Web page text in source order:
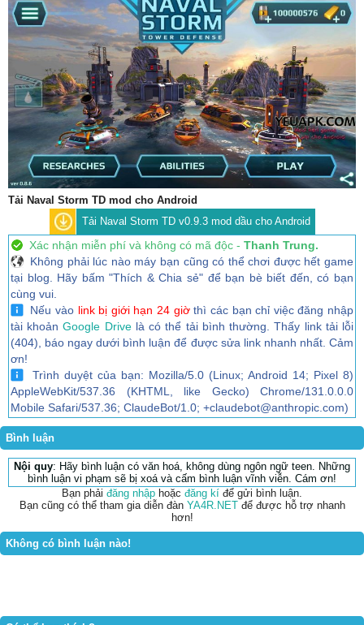
Tải Naval Storm TD mod cho Android
Tải Naval Storm TD v0.9.3 mod dầu cho Android
Xác nhận miễn phí và không có mã độc - Thanh Trung.
Không phải lúc nào máy bạn cũng có thể chơi được hết game
tại blog. Hãy bấm "Thích & Chia sẻ" để bạn bè biết đến, có bạn
cùng vui.
Nếu vào link bị giới hạn 24 giờthì các bạn chỉ việc đăng nhập
tài khoảnGoogle Drivelà có thể tải bình thường. Thấy link tải lỗi
(404), báo ngay dưới bình luận để được sửa link nhanh nhất. Cảm
ơn!
Trình duyệt của bạn: Mozilla/5.0 (Linux; Android 14; Pixel 8)
AppleWebKit/537.36 (KHTML, like Gecko) Chrome/131.0.0.0
Mobile Safari/537.36; ClaudeBot/1.0; +claudebot@anthropic.com)
Bình luận
Nội quy: Hãy bình luận có văn hoá, không dùng ngôn ngữ teen. Những
bình luận vi phạm sẽ bị xoá và cấm bình luận vĩnh viễn. Cám ơn!
Bạn phải đăng nhập hoặc đăng kí để gửi bình luận.
Bạn cũng có thể tham gia diễn đàn YA4R.NETđể được hỗ trợ nhanh
hơn!
Không có bình luận nào!